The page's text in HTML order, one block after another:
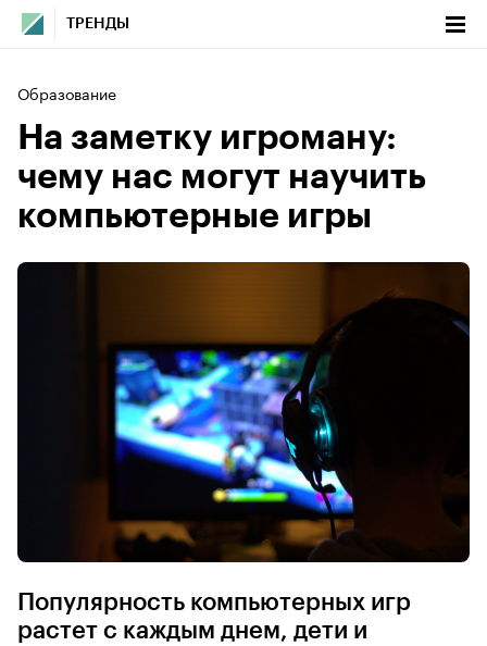
ТРЕНДЫ
Образование
На заметку игроману:
чему нас могут научить
компьютерные игры
Популярность компьютерных игр
растет с каждым днем, дети и